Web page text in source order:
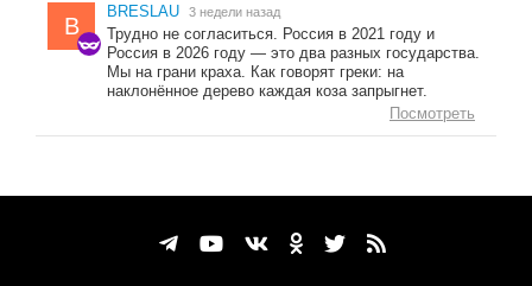
B
BRESLAU 3 недели назад
Трудно не согласиться. Россия в 2021 году и
Россия в 2026 году — это два разных государства.
Мы на грани краха. Как говорят греки: на
наклонённое дерево каждая коза запрыгнет.
Посмотреть